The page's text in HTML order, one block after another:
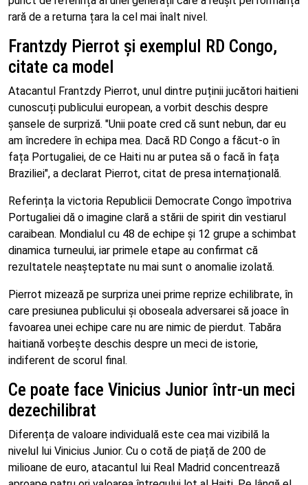
rară de a returna țara la cel mai înalt nivel.
Frantzdy Pierrot și exemplul RD Congo,
citate ca model
Atacantul Frantzdy Pierrot, unul dintre puținii jucători haitieni
cunoscuți publicului european, a vorbit deschis despre
șansele de surpriză. "Unii poate cred că sunt nebun, dar eu
am încredere în echipa mea. Dacă RD Congo a făcut-o în
fața Portugaliei, de ce Haiti nu ar putea să o facă în fața
Braziliei", a declarat Pierrot, citat de presa internațională.
Referința la victoria Republicii Democrate Congo împotriva
Portugaliei dă o imagine clară a stării de spirit din vestiarul
caraibean. Mondialul cu 48 de echipe și 12 grupe a schimbat
dinamica turneului, iar primele etape au confirmat că
rezultatele neașteptate nu mai sunt o anomalie izolată.
Pierrot mizează pe surpriza unei prime reprize echilibrate, în
care presiunea publicului și oboseala adversarei să joace în
favoarea unei echipe care nu are nimic de pierdut. Tabăra
haitiană vorbește deschis despre un meci de istorie,
indiferent de scorul final.
Ce poate face Vinicius Junior într-un meci
dezechilibrat
Diferența de valoare individuală este cea mai vizibilă la
nivelul lui Vinicius Junior. Cu o cotă de piață de 200 de
milioane de euro, atacantul lui Real Madrid concentrează